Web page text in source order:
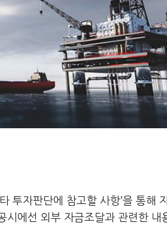
투자판단에 참고할 사항’을 통해
시에선 외부 자금조달과 관련한 내